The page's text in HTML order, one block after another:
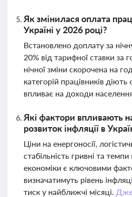
Як змінилася оплата
Україні у 2026 році?
Встановлено доплату за
20% від тарифної ставки за
нічної зміни скорочена на
категорій працівників
впливає на доходи
Які фактори впливають
розвиток інфляції в
Ціни на енергоносії,
стабільність гривні та
економіки є ключовими
визначатимуть рівень
тиск у найближчі місяці.